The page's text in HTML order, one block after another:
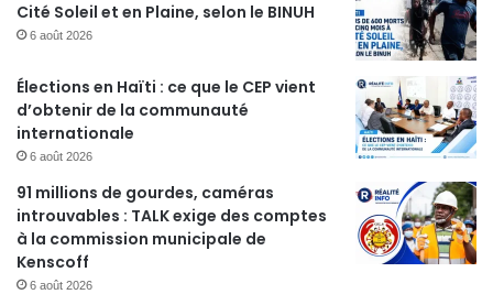
Cité Soleil et en Plaine, selon le BINUH
6 août 2026
Élections en Haïti : ce que le CEP vient
d’obtenir de la communauté
internationale
6 août 2026
91 millions de gourdes, caméras
introuvables : TALK exige des comptes
à la commission municipale de
Kenscoff
6 août 2026